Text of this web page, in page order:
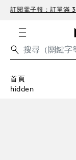
訂閱電子報：訂單滿
首頁
hidden